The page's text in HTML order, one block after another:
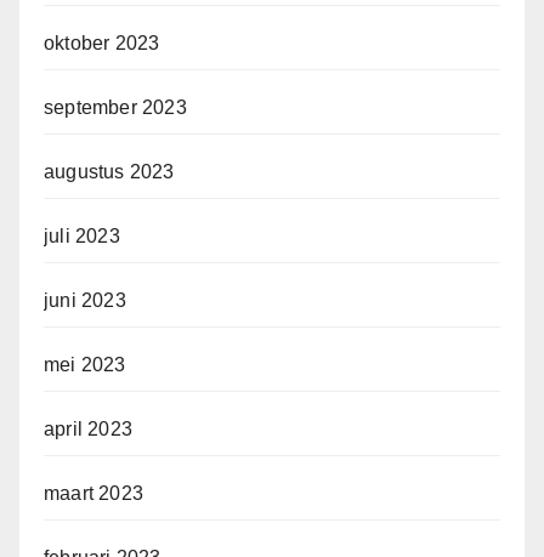
oktober 2023
september 2023
augustus 2023
juli 2023
juni 2023
mei 2023
april 2023
maart 2023